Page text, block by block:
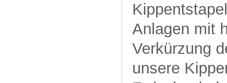
Anlagen mit
Verkürzung
unsere